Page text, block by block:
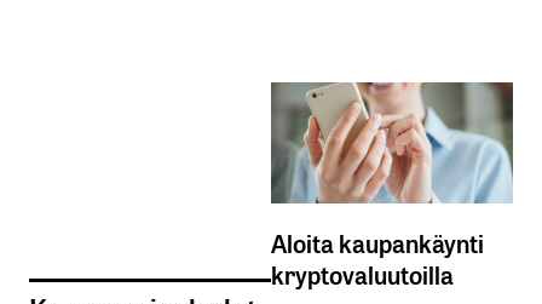
Aloita kaupankäynti
kryptovaluutoilla